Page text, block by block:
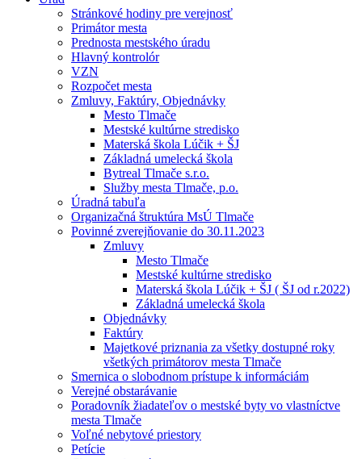
Stránkové hodiny pre verejnosť
Primátor mesta
Prednosta mestského úradu
Hlavný kontrolór
VZN
Rozpočet mesta
Zmluvy, Faktúry, Objednávky
Mesto Tlmače
Mestské kultúrne stredisko
Materská škola Lúčik + ŠJ
Základná umelecká škola
Bytreal Tlmače s.r.o.
Služby mesta Tlmače, p.o.
Úradná tabuľa
Organizačná štruktúra MsÚ Tlmače
Povinné zverejňovanie do 30.11.2023
Zmluvy
Mesto Tlmače
Mestské kultúrne stredisko
Materská škola Lúčik + ŠJ ( ŠJ od r.2022)
Základná umelecká škola
Objednávky
Faktúry
Majetkové priznania za všetky dostupné roky
všetkých primátorov mesta Tlmače
Smernica o slobodnom prístupe k informáciám
Verejné obstarávanie
Poradovník žiadateľov o mestské byty vo vlastníctve
mesta Tlmače
Voľné nebytové priestory
Petície